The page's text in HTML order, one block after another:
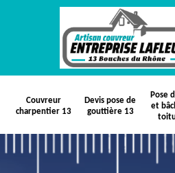
Couvreur
charpentier 13
Devis pose de
gouttière 13
Pose
et